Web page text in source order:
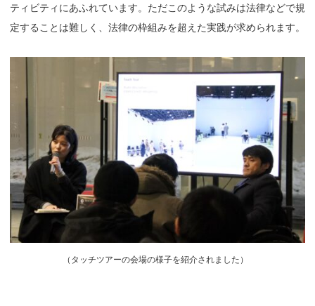
ティビティにあふれています。ただこのような試みは法律などで規
定することは難しく、法律の枠組みを超えた実践が求められます。
（ タッチツアーの会場の様子を紹介されました）